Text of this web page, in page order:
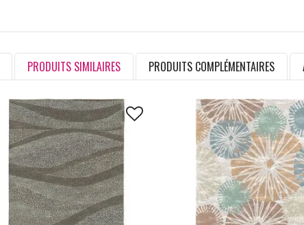
PRODUITS SIMILAIRES PRODUITS COMPLÉMENTAIRES